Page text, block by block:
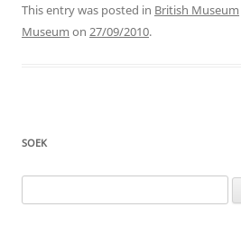
This entry was posted in British Museum
Museum on 27/09/2010.
SOEK
for: